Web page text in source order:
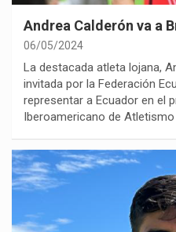
Andrea Calderón va a
06/05/2024
La destacada atleta lojana,
invitada por la Federación
representar a Ecuador en el
Iberoamericano de Atletismo